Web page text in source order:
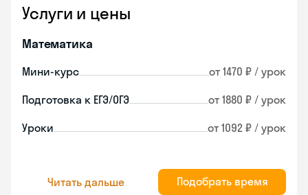
Услуги и цены
Математика
Мини-курс от 1470 ₽ / урок
Подготовка к ЕГЭ/ОГЭ от 1880 ₽ / урок
Уроки от 1092 ₽ / урок
Читать дальше Подобрать время